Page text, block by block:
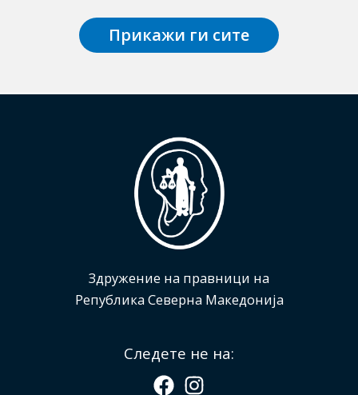
Прикажи ги сите
Здружение на правници на
Република Северна Македонија
Следете не на: